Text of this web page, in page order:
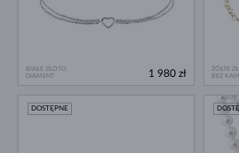
BIAŁE ZŁOTO
DIAMENT
1 980 zł
ŻÓŁTE
BEZ
DOSTĘPNE